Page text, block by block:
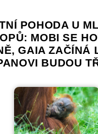
POHODA U
MOBI SE
GAIA ZAČÍNÁ
BUDOU